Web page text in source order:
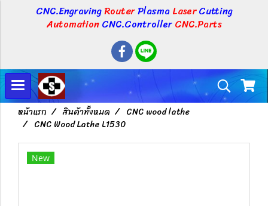
CNC.EngravingRouterPlasmaLaserCutting
AutomationCNC.ControllerCNC.Parts
หน้าแรก สินค้าทั้งหมด
CNC wood lathe
CNC Wood Lathe L1530
New